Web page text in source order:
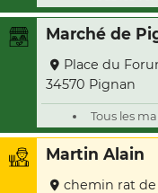
Marché de
Place du
34570 Pignan
Tous les
Martin Alain
chemin rat